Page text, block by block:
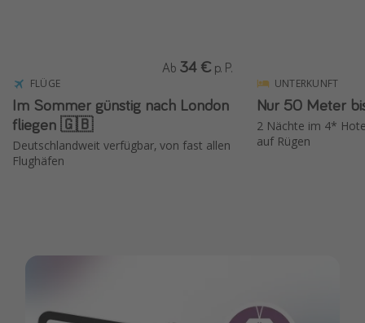
FLÜGE
Im Sommer günstig nach London
fliegen 🇬🇧
Deutschlandweit verfügbar, von fast allen
Flughäfen
Ab 34 € p. P.
UNTERKUNFT
Nur 50 Meter
2 Nächte im 4*
auf Rügen